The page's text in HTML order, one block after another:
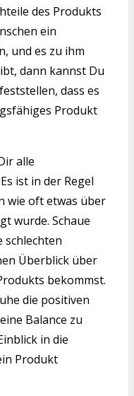
des Produkts
ein
und es zu ihm
dann kannst Du
dass es
Produkt
alle
ist in der Regel
wie oft etwas über
wurde. Schaue
schlechten
Überblick über
bekommst.
die positiven
Balance zu
in die
Produkt